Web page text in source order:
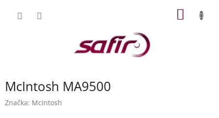
McIntosh MA9500
Značka: McIntosh